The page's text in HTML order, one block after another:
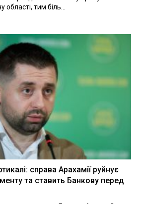
області, тим біль...
справа Арахамії руйнує
та ставить Банкову перед